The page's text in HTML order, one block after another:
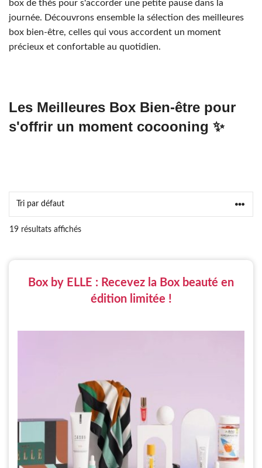
box de thés pour s'accorder une petite pause dans la
journée. Découvrons ensemble la sélection des meilleures
box bien-être, celles qui vous accordent un moment
précieux et confortable au quotidien.
Les Meilleures Box Bien-être pour
s'offrir un moment cocooning ✨
19 résultats affichés
Box by ELLE : Recevez la Box beauté en
édition limitée !